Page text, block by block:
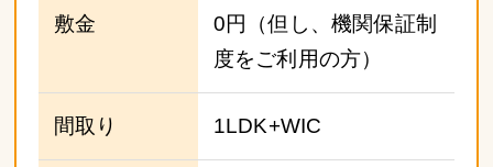
敷金
0円（但し、機関保証制
度をご利用の方）
間取り 1LDK+WIC